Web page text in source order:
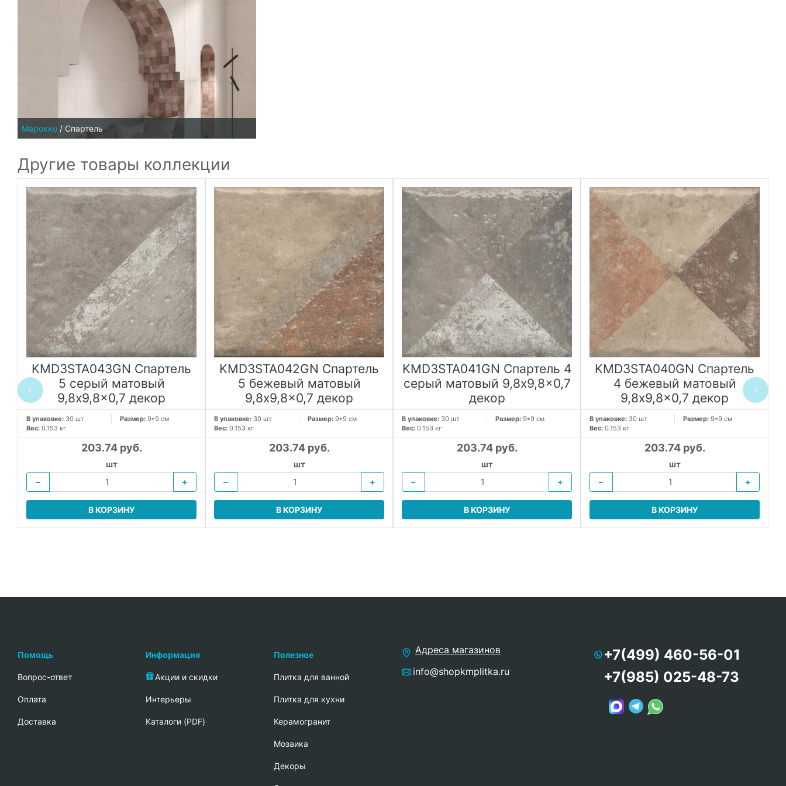
Марокко / Спартель
Другие товары коллекции
KMD3STA043GN Спартель
5 серый матовый
9,8x9,8x0,7 декор
В упаковке: 30 шт Размер: 9*9 см
Вес: 0.153 кг
203.74 руб.
шт
−
+
В КОРЗИНУ
KMD3STA042GN Спартель
5 бежевый матовый
9,8x9,8x0,7 декор
В упаковке: 30 шт Размер: 9*9 см
Вес: 0.153 кг
203.74 руб.
шт
−
+
В КОРЗИНУ
KMD3STA041GN Спартель 4
серый матовый 9,8x9,8x0,7
декор
В упаковке: 30 шт Размер: 9*9 см
Вес: 0.153 кг
203.74 руб.
шт
−
+
В КОРЗИНУ
KMD3STA040GN Спартель
4 бежевый матовый
9,8x9,8x0,7 декор
В упаковке: 30 шт Размер: 9*9 см
Вес: 0.153 кг
203.74 руб.
шт
−
+
В КОРЗИНУ
Помощь
Вопрос-ответ
Oплата
Доставка
Информация
Акции и скидки
Интерьеры
Каталоги (PDF)
Полезное
Плитка для ванной
Плитка для кухни
Керамогранит
Мозаика
Декоры
Адреса магазинов
info@shopkmplitka.ru
+7(499) 460-56-01
+7(985) 025-48-73